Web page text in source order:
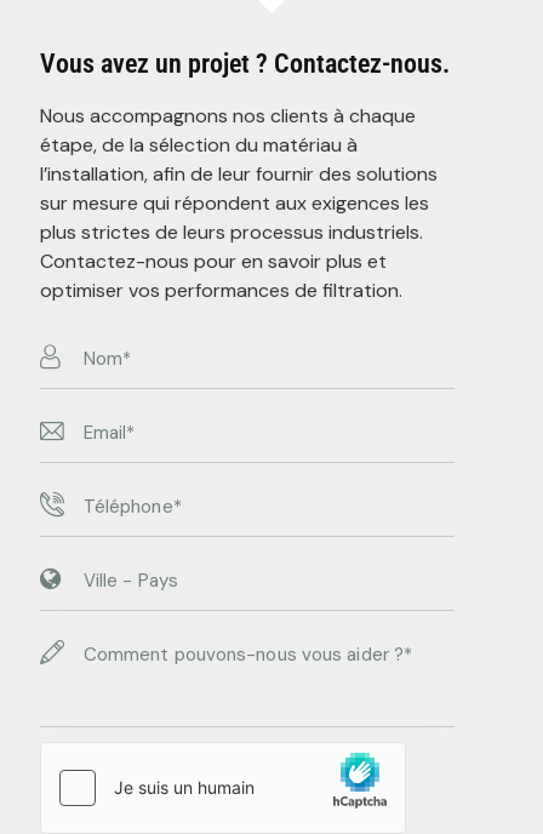
Vous avez un projet ? Contactez-nous.
Nous accompagnons nos clients à chaque
étape, de la sélection du matériau à
l’installation, afin de leur fournir des solutions
sur mesure qui répondent aux exigences les
plus strictes de leurs processus industriels.
Contactez-nous pour en savoir plus et
optimiser vos performances de filtration.